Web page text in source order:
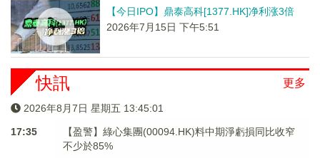
【今日IPO】鼎泰高科[1377.HK]净利涨3倍
2026年7月15日 下午5:51
更多
快訊
2026年8月7日 星期五 13:45:01
17:35
【盈警】綠心集團(00094.HK)料中期淨虧損同比收窄
不少於85%